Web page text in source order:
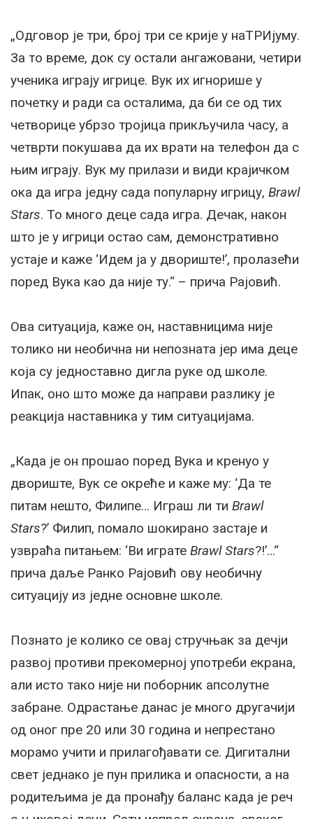
„Одговор је три, број три се крије у наТРИјуму.
За то време, док су остали ангажовани, четири
ученика играју игрице. Вук их игнорише у
почетку и ради са осталима, да би се од тих
четворице убрзо тројица прикључила часу, а
четврти покушава да их врати на телефон да с
њим играју. Вук му прилази и види крајичком
ока да игра једну сада популарну игрицу, Brawl
Stars. То много деце сада игра. Дечак, након
што је у игрици остао сам, демонстративно
устаје и каже ‘Идем ја у двориште!’, пролазећи
поред Вука као да није ту.“ – прича Рајовић.
Ова ситуација, каже он, наставницима није
толико ни необична ни непозната јер има деце
која су једноставно дигла руке од школе.
Ипак, оно што може да направи разлику је
реакција наставника у тим ситуацијама.
„Када је он прошао поред Вука и кренуо у
двориште, Вук се окреће и каже му: ‘Да те
питам нешто, Филипе… Играш ли ти Brawl
Stars?’ Филип, помало шокирано застаје и
узвраћа питањем: ‘Ви играте Brawl Stars?!’…“
прича даље Ранко Рајовић ову необичну
ситуацију из једне основне школе.
Познато је колико се овај стручњак за дечји
развој противи прекомерној употреби екрана,
али исто тако није ни поборник апсолутне
забране. Одрастање данас је много другачији
од оног пре 20 или 30 година и непрестано
морамо учити и прилагођавати се. Дигитални
свет једнако је пун прилика и опасности, а на
родитељима је да пронађу баланс када је реч